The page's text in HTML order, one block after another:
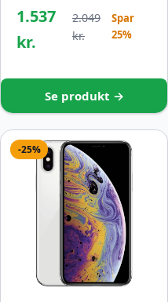
1.537
kr.
2.049
kr.
Spar
25%
Se produkt →
-25%